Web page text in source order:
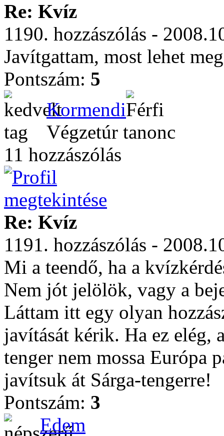
Re: Kvíz
1190. hozzászólás -
Javítgattam, most lehet
Pontszám: 5
Kormendi
Végzetúr tanonc
11 hozzászólás
Re: Kvíz
1191. hozzászólás -
Mi a teendő, ha a
Nem jót jelölök, vagy a
Láttam itt egy olyan
javítását kérik. Ha ez
tenger nem mossa Európa
javítsuk át Sárga-tengerre!
Pontszám: 3
Edem